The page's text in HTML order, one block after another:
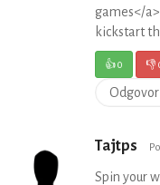
games</
kickstart
👍0 👎
Tajtps
Spin your